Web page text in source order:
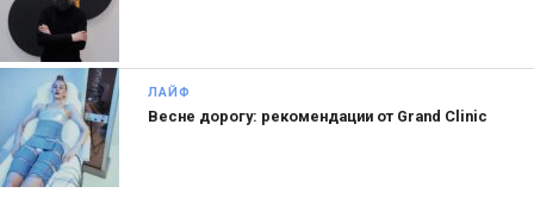
ЛАЙФ
Весне дорогу: рекомендации от Grand Clinic